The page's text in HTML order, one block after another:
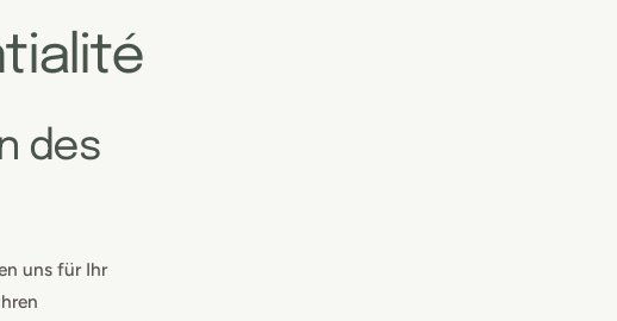
des
uns für Ihr